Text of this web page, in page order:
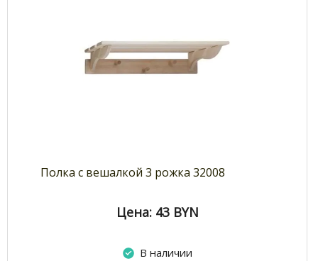
Полка с вешалкой 3 рожка 32008
Цена: 43 BYN
В наличии